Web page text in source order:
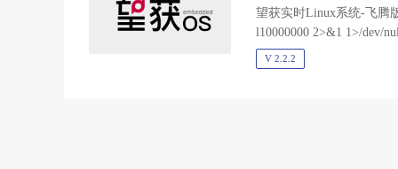
望获实时Linux系统-飞腾
l10000000 2>&1 1>/dev/
V 2.2.2